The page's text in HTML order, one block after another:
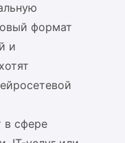
формат
и
в сфере